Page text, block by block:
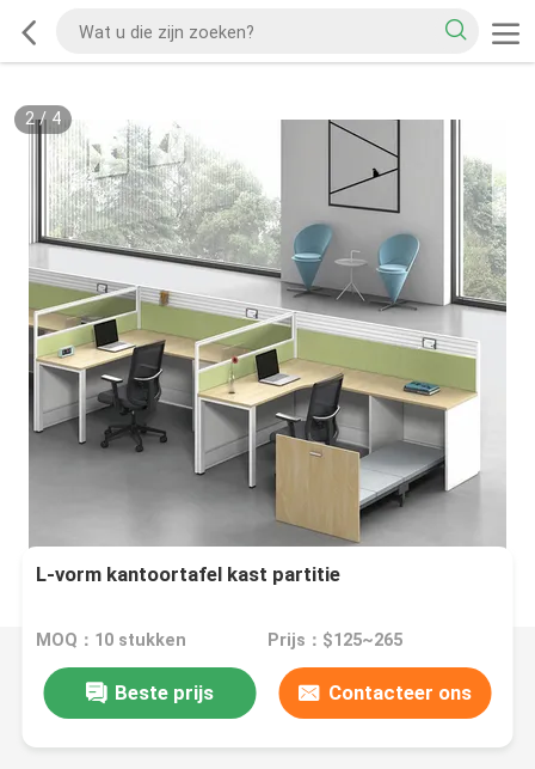
2/ 4
L-vorm kantoortafel kast partitie
MOQ：10 stukken Prijs：$125~265
Beste prijs Contacteer ons